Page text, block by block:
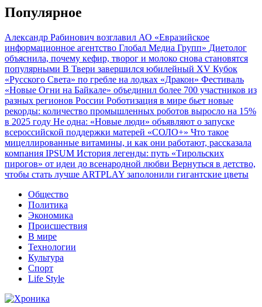
Популярное
Александр Рабинович возглавил АО «Евразийское
информационное агентство Глобал Медиа Групп» Диетолог
объяснила, почему кефир, творог и молоко снова становятся
популярными В Твери завершился юбилейный XV Кубок
«Русского Света» по гребле на лодках «Дракон» Фестиваль
«Новые Огни на Байкале» объединил более 700 участников из
разных регионов России Роботизация в мире бьет новые
рекорды: количество промышленных роботов выросло на 15%
в 2025 году Не одна: «Новые люди» объявляют о запуске
всероссийской поддержки матерей «СОЛО+» Что такое
мицеллированные витамины, и как они работают, рассказала
компания IPSUM История легенды: путь «Тирольских
пирогов» от идеи до всенародной любви Вернуться в детство,
чтобы стать лучше ARTPLAY заполонили гигантские цветы
Общество
Политика
Экономика
Происшествия
В мире
Технологии
Культура
Спорт
Life Style